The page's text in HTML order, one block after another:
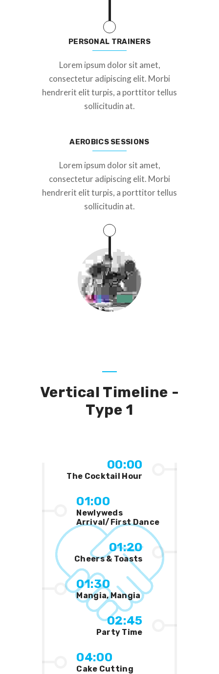
PERSONAL TRAINERS
Lorem ipsum dolor sit amet,
consectetur adipiscing elit. Morbi
hendrerit elit turpis, a porttitor tellus
sollicitudin at.
AEROBICS SESSIONS
Lorem ipsum dolor sit amet,
consectetur adipiscing elit. Morbi
hendrerit elit turpis, a porttitor tellus
sollicitudin at.
Vertical Timeline -
Type 1
00:00
The Cocktail Hour
01:00
Newlyweds
Arrival/First Dance
01:20
Cheers & Toasts
01:30
Mangia, Mangia
02:45
Party Time
04:00
Cake Cutting